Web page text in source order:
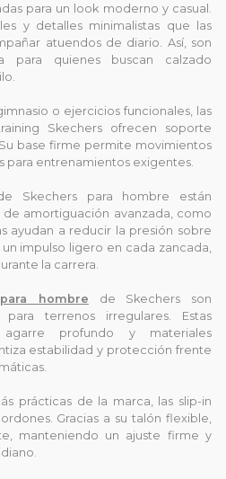
para un look moderno y casual.
y detalles minimalistas que las
atuendos de diario. Así, son
para quienes buscan calzado
o ejercicios funcionales, las
Skechers ofrecen soporte
base firme permite movimientos
para entrenamientos exigentes.
Skechers para hombre están
amortiguación avanzada, como
ayudan a reducir la presión sobre
impulso ligero en cada zancada,
la carrera.
hombre de Skechers son
terrenos irregulares. Estas
profundo y materiales
estabilidad y protección frente
prácticas de la marca, las slip-in
Gracias a su talón flexible,
manteniendo un ajuste firme y